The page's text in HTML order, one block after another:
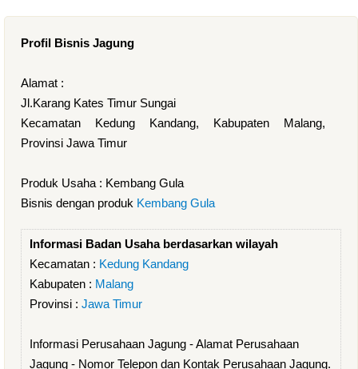
Profil Bisnis Jagung
Alamat :
Jl.Karang Kates Timur Sungai
Kecamatan Kedung Kandang, Kabupaten Malang,
Provinsi Jawa Timur
Produk Usaha : Kembang Gula
Bisnis dengan produk Kembang Gula
Informasi Badan Usaha berdasarkan wilayah
Kecamatan : Kedung Kandang
Kabupaten : Malang
Provinsi : Jawa Timur
Informasi Perusahaan Jagung - Alamat Perusahaan
Jagung - Nomor Telepon dan Kontak Perusahaan Jagung.